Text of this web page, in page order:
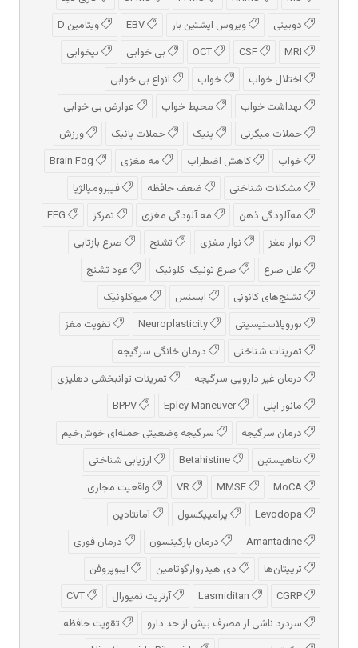
دوبینی
ویروس اپشتین بار
ویتامین D
بی خوابی
بیخوابی
اختلال خواب
خواب
انواع بی خوابی
بهداشت خواب
محیط خواب
عوارض بی خوابی
حملات میگرنی
پنیک حملات پانیک
ورزش
خواب
کاهش اضطراب مه مغزی
مشکلات شناختی
ضعف حافظه
فیبرومیالژیا
مه‌آلودگی ذهن
مه‌ آلودگی مغزی تمرکز
نوار مغز
نوار مغزی تشنج
صرع بازتابی
علل صرع
صرع تونیک-کلونیک
عود تشنج
تشنج‌های کانونی
ابسنس
میوکلونیک
نوروپلاستیسیتی
تقویت مغز
تمرینات شناختی
درمان خانگی سرگیجه
درمان غیر دارویی سرگیجه
تمرینات توانبخشی دهلیزی
مانور اپلی
درمان سرگیجه
سرگیجه وضعیتی حمله‌ای خوش‌خیم
بتاهیستین
ارزیابی شناختی
واقعیت مجازی
پرامیپکسول
آمانتادین
درمان پارکینسون
درمان فوری
تریپتان‌ها
دی هیدروارگوتامین
ایبوپروفن
آرتریت تمپورال
سردرد ناشی از مصرف بیش از حد دارو
تقویت حافظه